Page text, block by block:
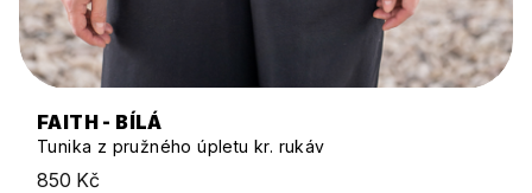
FAITH - BÍLÁ
Tunika z pružného úpletu kr. rukáv
850 Kč